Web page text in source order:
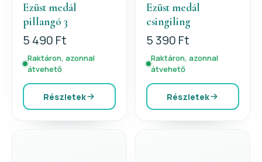
Ezüst medál
pillangó 3
5 490 Ft
Raktáron, azonnal
átvehető
Részletek
Ezüst medál
csingiling
5 390 Ft
Raktáron, azonnal
átvehető
Részletek